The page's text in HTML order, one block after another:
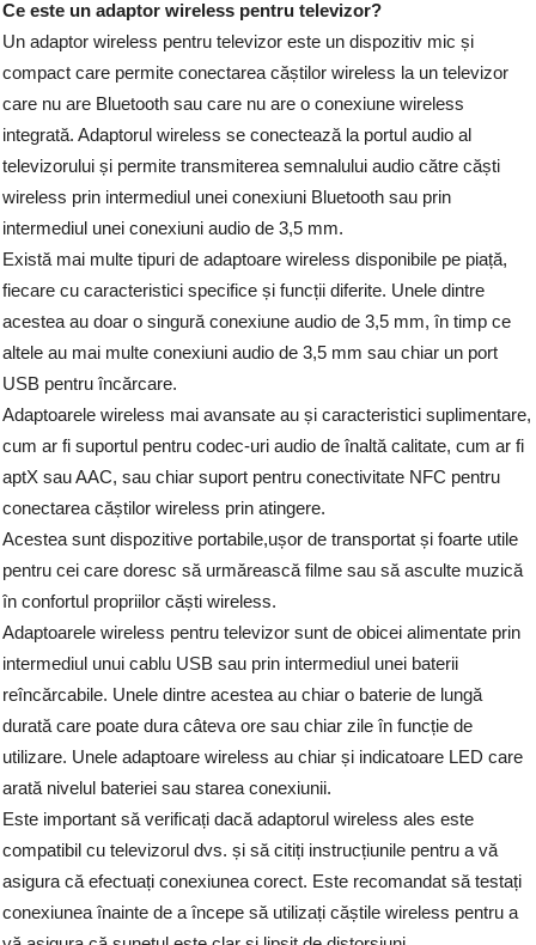
Ce este un adaptor wireless pentru televizor?
Un adaptor wireless pentru televizor este un dispozitiv mic și
compact care permite conectarea căștilor wireless la un televizor
care nu are Bluetooth sau care nu are o conexiune wireless
integrată. Adaptorul wireless se conectează la portul audio al
televizorului și permite transmiterea semnalului audio către căști
wireless prin intermediul unei conexiuni Bluetooth sau prin
intermediul unei conexiuni audio de 3,5 mm.
Există mai multe tipuri de adaptoare wireless disponibile pe piață,
fiecare cu caracteristici specifice și funcții diferite. Unele dintre
acestea au doar o singură conexiune audio de 3,5 mm, în timp ce
altele au mai multe conexiuni audio de 3,5 mm sau chiar un port
USB pentru încărcare.
Adaptoarele wireless mai avansate au și caracteristici suplimentare,
cum ar fi suportul pentru codec-uri audio de înaltă calitate, cum ar fi
aptX sau AAC, sau chiar suport pentru conectivitate NFC pentru
conectarea căștilor wireless prin atingere.
Acestea sunt dispozitive portabile,ușor de transportat și foarte utile
pentru cei care doresc să urmărească filme sau să asculte muzică
în confortul propriilor căști wireless.
Adaptoarele wireless pentru televizor sunt de obicei alimentate prin
intermediul unui cablu USB sau prin intermediul unei baterii
reîncărcabile. Unele dintre acestea au chiar o baterie de lungă
durată care poate dura câteva ore sau chiar zile în funcție de
utilizare. Unele adaptoare wireless au chiar și indicatoare LED care
arată nivelul bateriei sau starea conexiunii.
Este important să verificați dacă adaptorul wireless ales este
compatibil cu televizorul dvs. și să citiți instrucțiunile pentru a vă
asigura că efectuați conexiunea corect. Este recomandat să testați
conexiunea înainte de a începe să utilizați căștile wireless pentru a